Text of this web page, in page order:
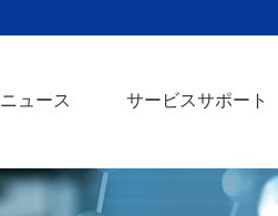
ニュース サービスサポート